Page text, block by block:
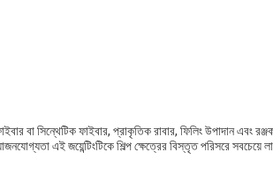
বা সিন্থেটিক ফাইবার, প্রাকৃতিক রাবার, ফিলিং উপাদান এবং
এই জয়েন্টিংটিকে শিল্প ক্ষেত্রের বিস্তৃত পরিসরে সবচেয়ে